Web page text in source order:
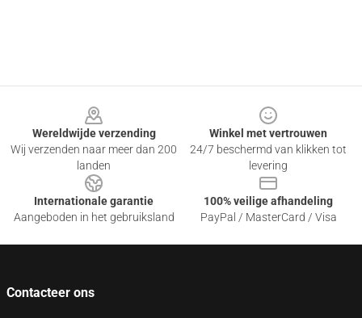
Wereldwijde verzending
Wij verzenden naar meer dan 200
landen
Winkel met vertrouwen
24/7 beschermd van klikken tot
levering
Internationale garantie
Aangeboden in het gebruiksland
100% veilige afhandeling
PayPal / MasterCard / Visa
Contacteer ons